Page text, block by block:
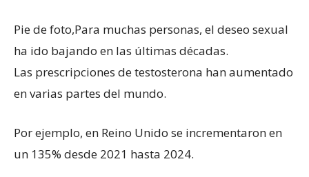
Pie de foto,Para muchas personas, el deseo sexual
ha ido bajando en las últimas décadas.
Las prescripciones de testosterona han aumentado
en varias partes del mundo.
Por ejemplo, en Reino Unido se incrementaron en
un 135% desde 2021 hasta 2024.